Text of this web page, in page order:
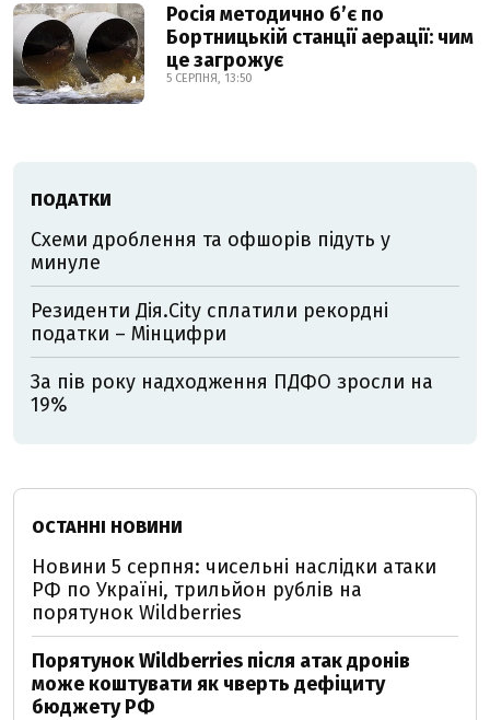
Росія методично б’є по
Бортницькій станції аерації: чим
це загрожує
5 СЕРПНЯ, 13:50
ПОДАТКИ
Схеми дроблення та офшорів підуть у
минуле
Резиденти Дія.City сплатили рекордні
податки – Мінцифри
За пів року надходження ПДФО зросли на
19%
ОСТАННІ НОВИНИ
Новини 5 серпня: чисельні наслідки атаки
РФ по Україні, трильйон рублів на
порятунок Wildberries
Порятунок Wildberries після атак дронів
може коштувати як чверть дефіциту
бюджету РФ